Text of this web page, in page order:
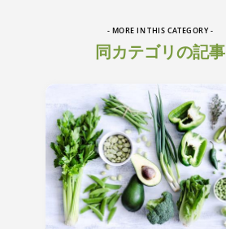
- MORE IN THIS CATEGORY -
同カテゴリの記事